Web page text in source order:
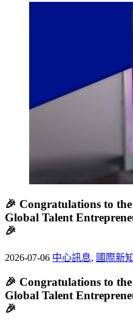
🎉 Congratulations to the
Global Talent
🎉
2026-07-06 中心訊息, 國際新知
🎉 Congratulations to the
Global Talent
🎉